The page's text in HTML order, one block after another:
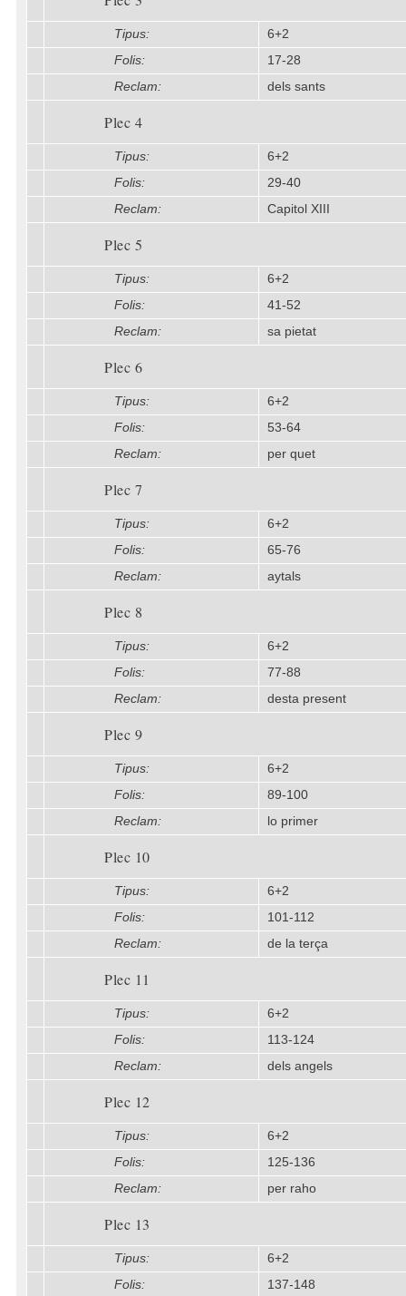
Tipus:
6+2
Folis:
17-28
Reclam:
dels sants
Plec 4
Tipus:
6+2
Folis:
29-40
Reclam:
Capitol XIII
Plec 5
Tipus:
6+2
Folis:
41-52
Reclam:
sa pietat
Plec 6
Tipus:
6+2
Folis:
53-64
Reclam:
per quet
Plec 7
Tipus:
6+2
Folis:
65-76
Reclam:
aytals
Plec 8
Tipus:
6+2
Folis:
77-88
Reclam:
desta present
Plec 9
Tipus:
6+2
Folis:
89-100
Reclam:
lo primer
Plec 10
Tipus:
6+2
Folis:
101-112
Reclam:
de la terça
Plec 11
Tipus:
6+2
Folis:
113-124
Reclam:
dels angels
Plec 12
Tipus:
6+2
Folis:
125-136
Reclam:
per raho
Plec 13
Tipus:
6+2
Folis:
137-148